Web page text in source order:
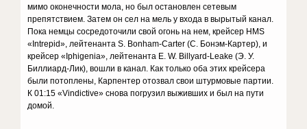
мимо оконечности мола, но был остановлен сетевым
препятствием. Затем он сел на мель у входа в вырытый канал.
Пока немцы сосредоточили свой огонь на нем, крейсер HMS
«Intrepid», лейтенанта S. Bonham-Carter (С. Бонэм-Картер), и
крейсер «Iphigenia», лейтенанта E. W. Billyard-Leake (Э. У.
Биллиард-Лик), вошли в канал. Как только оба этих крейсера
были потоплены, Карпентер отозвал свои штурмовые партии.
К 01:15 «Vindictive» снова погрузил выживших и был на пути
домой.